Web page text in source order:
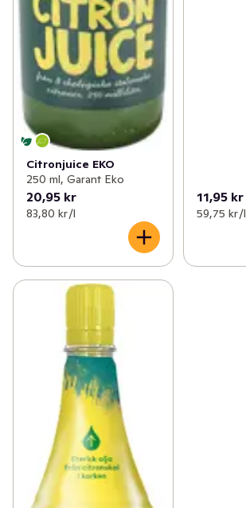
Citronjuice EKO
250 ml, Garant Eko
20,95 kr
83,80 kr /l
11,95 kr
59,75 kr /l